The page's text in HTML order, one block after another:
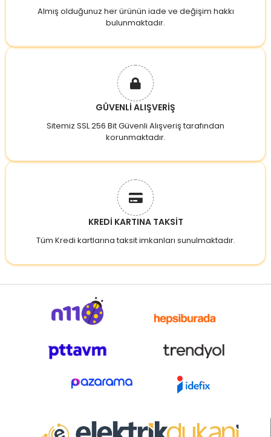
Almış olduğunuz her ürünün iade ve değişim hakkı
bulunmaktadır.
GÜVENLİ ALIŞVERİŞ
Sitemiz SSL 256 Bit Güvenli Alışveriş tarafından
korunmaktadır.
KREDİ KARTINA TAKSİT
Tüm Kredi kartlarına taksit imkanları sunulmaktadır.